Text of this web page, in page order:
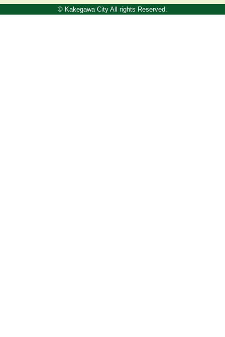
© Kakegawa City All rights Reserved.